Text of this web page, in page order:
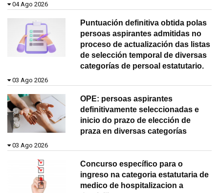
04 Ago 2026
Puntuación definitiva obtida polas
persoas aspirantes admitidas no
proceso de actualización das listas
de selección temporal de diversas
categorías de persoal estatutario.
03 Ago 2026
OPE: persoas aspirantes
definitivamente seleccionadas e
inicio do prazo de elección de
praza en diversas categorías
03 Ago 2026
Concurso específico para o
ingreso na categoria estatutaria de
medico de hospitalizacion a